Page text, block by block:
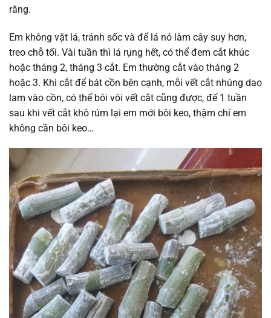
răng.
Em không vặt lá, tránh sốc và để lá nó làm cây suy hơn,
treo chỗ tối. Vài tuần thì lá rụng hết, có thể đem cắt khúc
hoặc tháng 2, tháng 3 cắt. Em thường cắt vào tháng 2
hoặc 3. Khi cắt để bát cồn bên cạnh, mỗi vết cắt nhúng dao
lam vào cồn, có thể bôi vôi vết cắt cũng được, để 1 tuần
sau khi vết cắt khô rúm lại em mới bôi keo, thậm chí em
không cần bôi keo…